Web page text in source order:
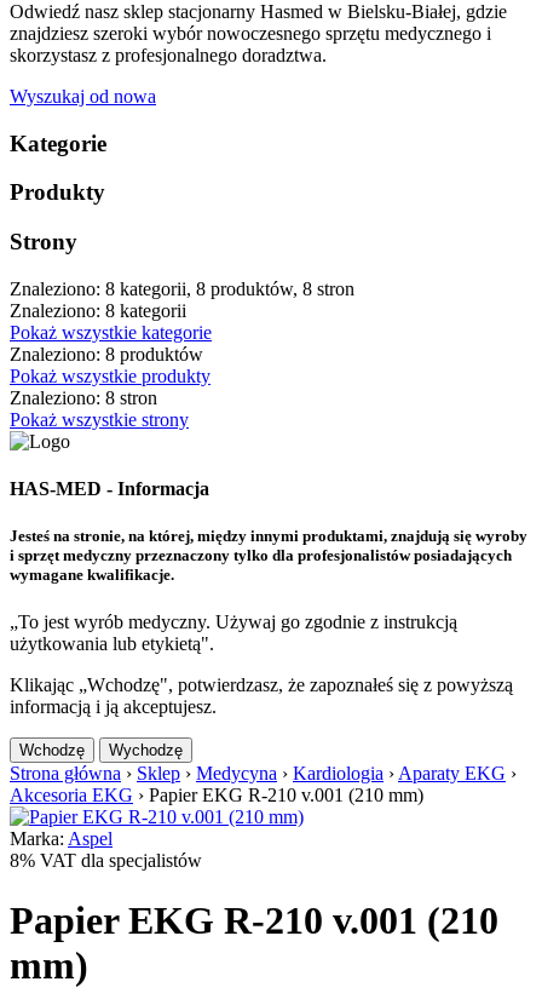
Odwiedź nasz sklep stacjonarny Hasmed w Bielsku-Białej, gdzie
znajdziesz szeroki wybór nowoczesnego sprzętu medycznego i
skorzystasz z profesjonalnego doradztwa.
Wyszukaj od nowa
Kategorie
Produkty
Strony
Znaleziono: 8 kategorii, 8 produktów, 8 stron
Znaleziono: 8 kategorii
Pokaż wszystkie kategorie
Znaleziono: 8 produktów
Pokaż wszystkie produkty
Znaleziono: 8 stron
Pokaż wszystkie strony
HAS-MED - Informacja
Jesteś na stronie, na której, między innymi produktami, znajdują się wyroby
i sprzęt medyczny przeznaczony tylko dla profesjonalistów posiadających
wymagane kwalifikacje.
„To jest wyrób medyczny. Używaj go zgodnie z instrukcją
użytkowania lub etykietą".
Klikając „Wchodzę", potwierdzasz, że zapoznałeś się z powyższą
informacją i ją akceptujesz.
Wchodzę Wychodzę
Strona główna › Sklep › Medycyna › Kardiologia › Aparaty EKG ›
Akcesoria EKG › Papier EKG R-210 v.001 (210 mm)
Marka: Aspel
8% VAT dla specjalistów
Papier EKG R-210 v.001 (210
mm)